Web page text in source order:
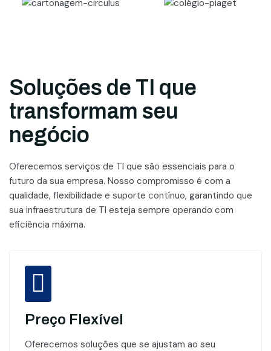
Soluções de TI que
transformam seu
negócio
Oferecemos serviços de TI que são essenciais para o
futuro da sua empresa. Nosso compromisso é com a
qualidade, flexibilidade e suporte contínuo, garantindo que
sua infraestrutura de TI esteja sempre operando com
eficiência máxima.
Preço Flexível
Oferecemos soluções que se ajustam ao seu